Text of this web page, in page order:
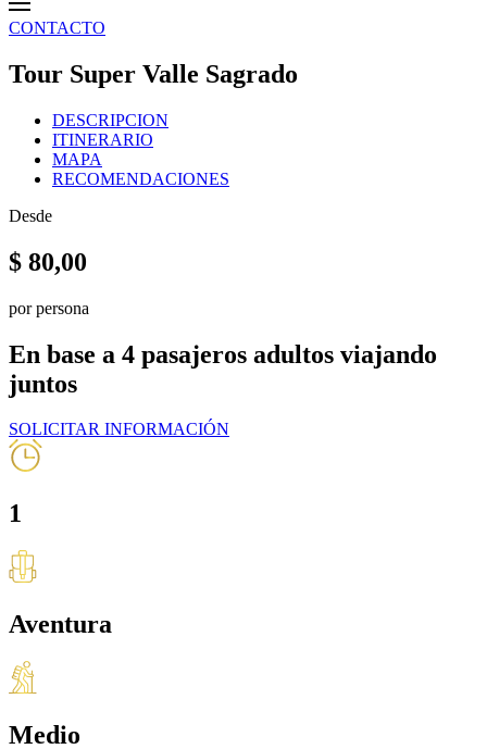
CONTACTO
Tour Super Valle Sagrado
DESCRIPCION
ITINERARIO
MAPA
RECOMENDACIONES
Desde
$ 80,00
por persona
En base a 4 pasajeros adultos viajando
juntos
SOLICITAR INFORMACIÓN
1
Aventura
Medio